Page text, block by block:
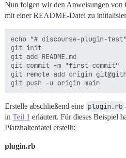
Nun folgen wir den Anweisungen von
mit einer README-Datei zu
echo "# discourse-plugin-test"
git init
git add README.md
git commit -m "first commit"
git remote add origin
Erstelle abschließend eine plugin.rb
in Teil 1 erläutert. Für dieses Beispiel
Platzhalterdatei erstellt:
plugin.rb